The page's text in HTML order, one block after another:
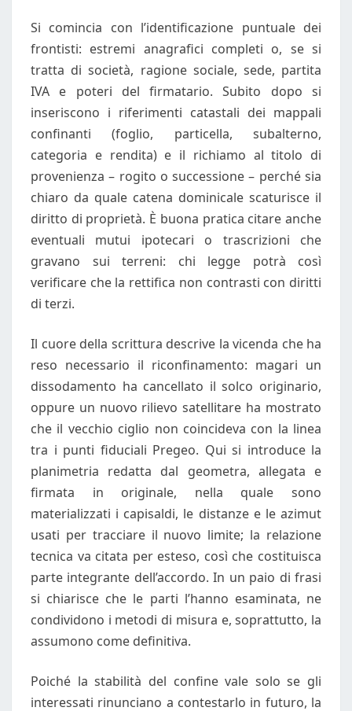
Si comincia con l’identificazione puntuale dei
frontisti: estremi anagrafici completi o, se si
tratta di società, ragione sociale, sede, partita
IVA e poteri del firmatario. Subito dopo si
inseriscono i riferimenti catastali dei mappali
confinanti (foglio, particella, subalterno,
categoria e rendita) e il richiamo al titolo di
provenienza – rogito o successione – perché sia
chiaro da quale catena dominicale scaturisce il
diritto di proprietà. È buona pratica citare anche
eventuali mutui ipotecari o trascrizioni che
gravano sui terreni: chi legge potrà così
verificare che la rettifica non contrasti con diritti
di terzi.
Il cuore della scrittura descrive la vicenda che ha
reso necessario il riconfinamento: magari un
dissodamento ha cancellato il solco originario,
oppure un nuovo rilievo satellitare ha mostrato
che il vecchio ciglio non coincideva con la linea
tra i punti fiduciali Pregeo. Qui si introduce la
planimetria redatta dal geometra, allegata e
firmata in originale, nella quale sono
materializzati i capisaldi, le distanze e le azimut
usati per tracciare il nuovo limite; la relazione
tecnica va citata per esteso, così che costituisca
parte integrante dell’accordo. In un paio di frasi
si chiarisce che le parti l’hanno esaminata, ne
condividono i metodi di misura e, soprattutto, la
assumono come definitiva.
Poiché la stabilità del confine vale solo se gli
interessati rinunciano a contestarlo in futuro, la